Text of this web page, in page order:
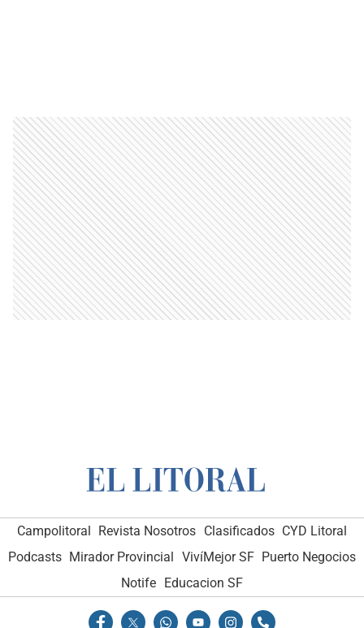
Campolitoral Revista Nosotros Clasificados CYD Litoral
Podcasts Mirador Provincial VivíMejor SF Puerto Negocios
Notife Educacion SF